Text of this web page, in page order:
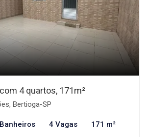
4 quartos, 171m²
Bertioga-SP
4 Vagas 171 m²